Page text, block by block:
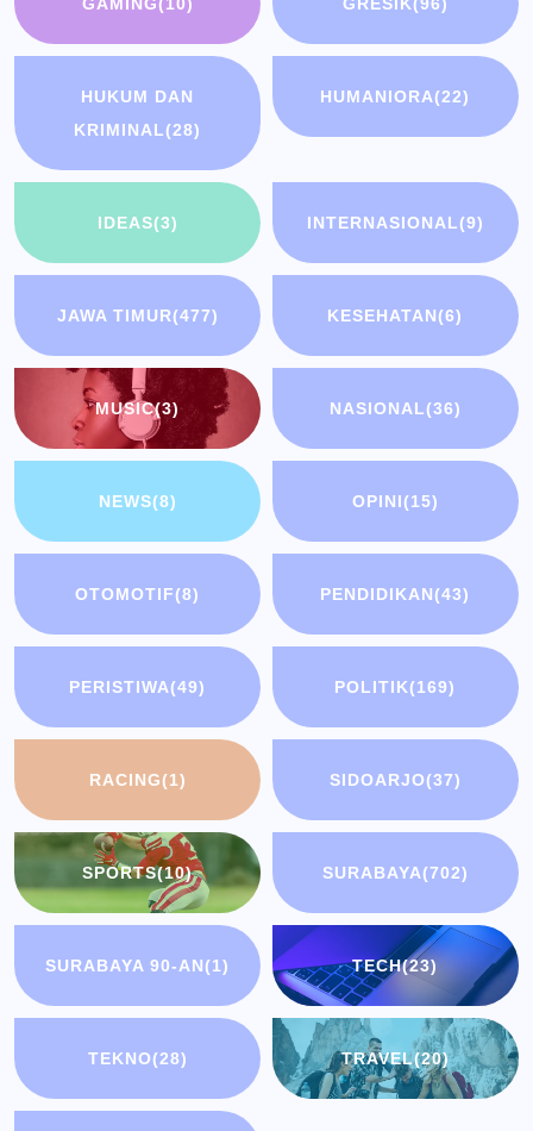
GAMING(10) GRESIK(96)
HUKUM DAN
KRIMINAL(28)
HUMANIORA(22)
IDEAS(3) INTERNASIONAL(9)
JAWA TIMUR(477) KESEHATAN(6)
MUSIC(3) NASIONAL(36)
NEWS(8) OPINI(15)
OTOMOTIF(8) PENDIDIKAN(43)
PERISTIWA(49) POLITIK(169)
RACING(1) SIDOARJO(37)
SPORTS(10) SURABAYA(702)
SURABAYA 90-AN(1) TECH(23)
TEKNO(28) TRAVEL(20)